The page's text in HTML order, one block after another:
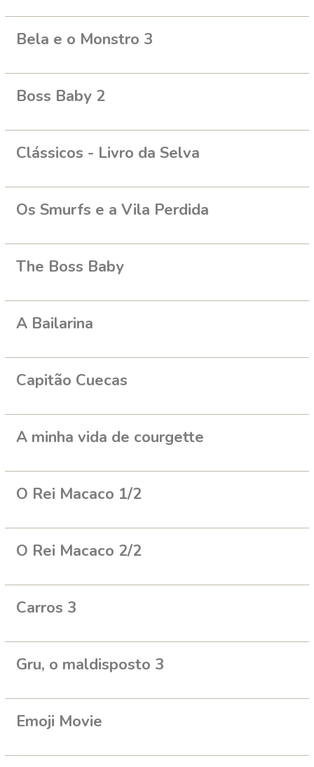
Bela e o Monstro 3
Boss Baby 2
Clássicos - Livro da Selva
Os Smurfs e a Vila Perdida
The Boss Baby
A Bailarina
Capitão Cuecas
A minha vida de courgette
O Rei Macaco 1/2
O Rei Macaco 2/2
Carros 3
Gru, o maldisposto 3
Emoji Movie